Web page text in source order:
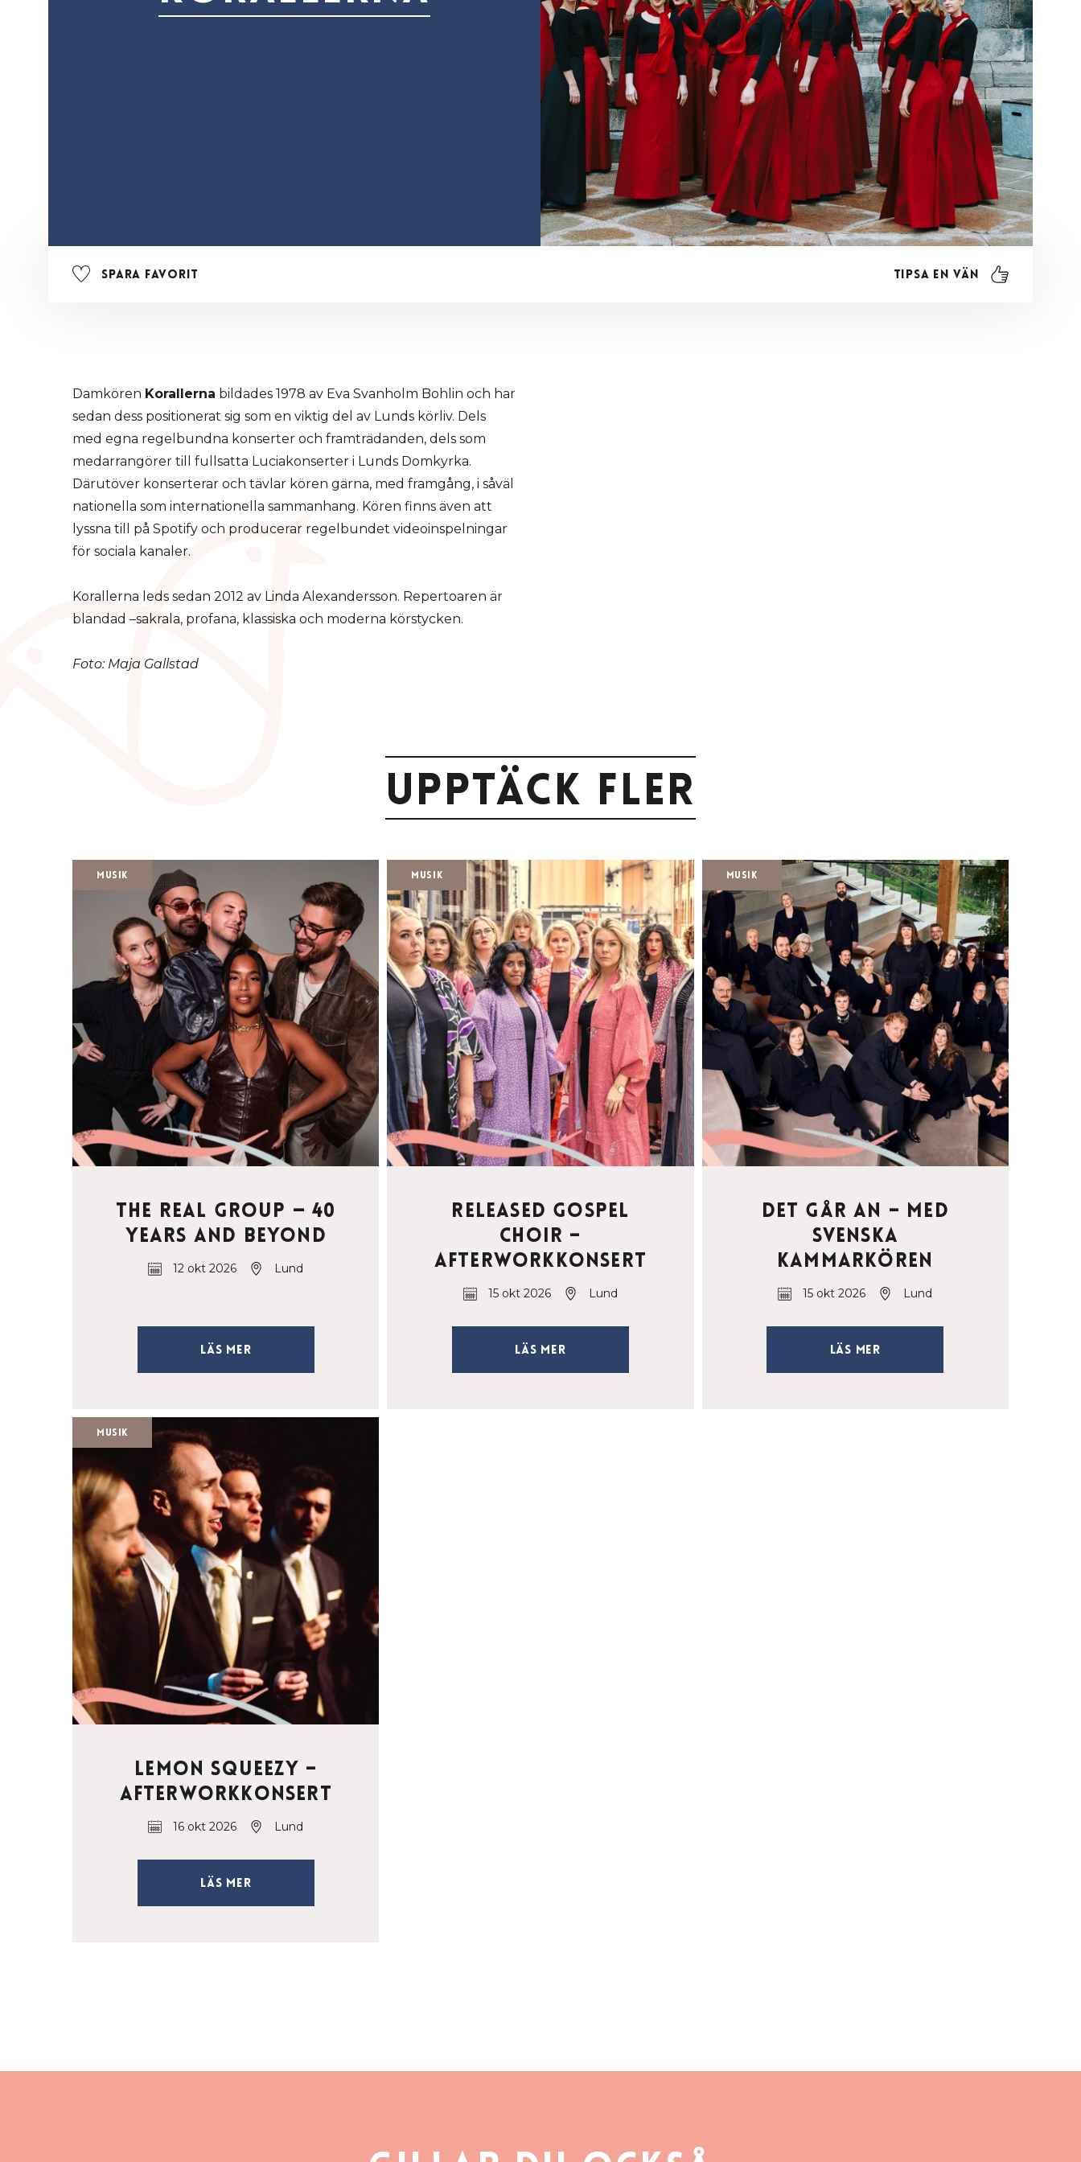
Spara favorit Tipsa en vän
Damkören Korallerna bildades 1978 av Eva Svanholm Bohlin och har
sedan dess positionerat sig som en viktig del av Lunds körliv. Dels
med egna regelbundna konserter och framträdanden, dels som
medarrangörer till fullsatta Luciakonserter i Lunds Domkyrka.
Därutöver konserterar och tävlar kören gärna, med framgång, i såväl
nationella som internationella sammanhang. Kören finns även att
lyssna till på Spotify och producerar regelbundet videoinspelningar
för sociala kanaler.
Korallerna leds sedan 2012 av Linda Alexandersson. Repertoaren är
blandad –sakrala, profana, klassiska och moderna körstycken.
Foto: Maja Gallstad
Upptäck fler
Musik
The Real Group — 40
Years and Beyond
12 okt 2026 Lund
Läs mer
Musik
Released Gospel
Choir –
Afterworkkonsert
15 okt 2026 Lund
Läs mer
Musik
Det går an – med
Svenska
Kammarkören
15 okt 2026 Lund
Läs mer
Musik
Lemon Squeezy –
afterworkkonsert
16 okt 2026 Lund
Läs mer